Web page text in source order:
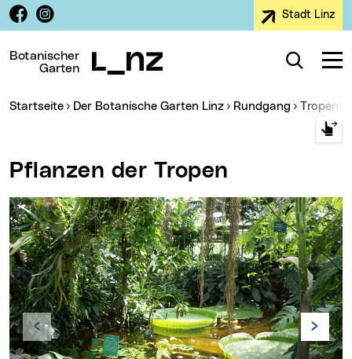
Zur Navigation
Zum Inhalt
Zur Suche
Facebook
Instagram Stadt Linz
Botanischer
Garten
Suche
Sie sind hier:
Startseite Der Botanische Garten Linz Rundgang
Pflanzen der Tropen
Zurück Vor